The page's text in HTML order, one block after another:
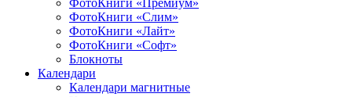
ФотоКниги «Слим»
ФотоКниги «Лайт»
ФотоКниги «Софт»
Блокноты
Календари
Календари магнитные